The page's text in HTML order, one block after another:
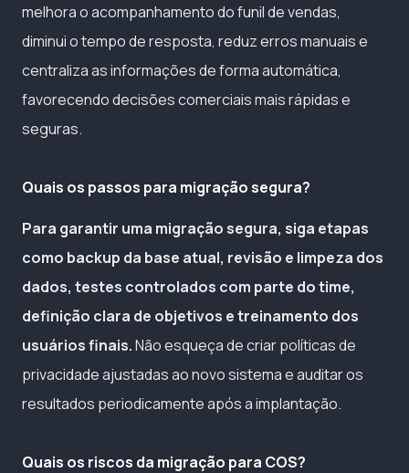
melhora o acompanhamento do funil de vendas,
diminui o tempo de resposta, reduz erros manuais e
centraliza as informações de forma automática,
favorecendo decisões comerciais mais rápidas e
seguras.
Quais os passos para migração segura?
Para garantir uma migração segura, siga etapas
como backup da base atual, revisão e limpeza dos
dados, testes controlados com parte do time,
definição clara de objetivos e treinamento dos
usuários finais.Não esqueça de criar políticas de
privacidade ajustadas ao novo sistema e auditar os
resultados periodicamente após a implantação.
Quais os riscos da migração para COS?